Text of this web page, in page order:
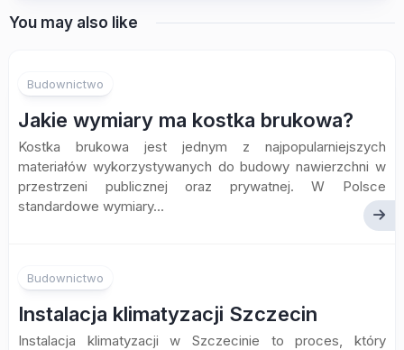
You may also like
Budownictwo
Jakie wymiary ma kostka brukowa?
Kostka brukowa jest jednym z najpopularniejszych
materiałów wykorzystywanych do budowy nawierzchni w
przestrzeni publicznej oraz prywatnej. W Polsce
standardowe wymiary...
Budownictwo
Instalacja klimatyzacji Szczecin
Instalacja klimatyzacji w Szczecinie to proces, który